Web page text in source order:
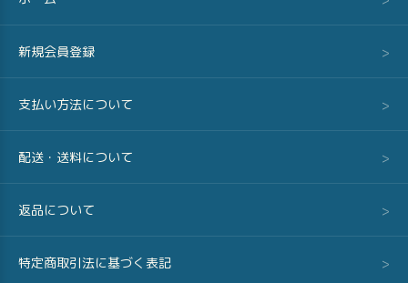
新規会員登録 >
支払い方法について >
配送・送料について >
返品について >
特定商取引法に基づく表記 >